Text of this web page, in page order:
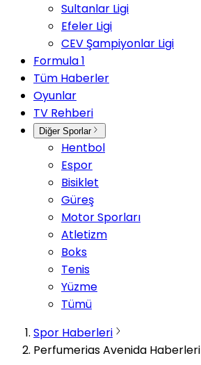
Sultanlar Ligi
Efeler Ligi
CEV Şampiyonlar Ligi
Formula 1
Tüm Haberler
Oyunlar
TV Rehberi
Diğer Sporlar
Hentbol
Espor
Bisiklet
Güreş
Motor Sporları
Atletizm
Boks
Tenis
Yüzme
Tümü
Spor Haberleri
Perfumerias Avenida Haberleri